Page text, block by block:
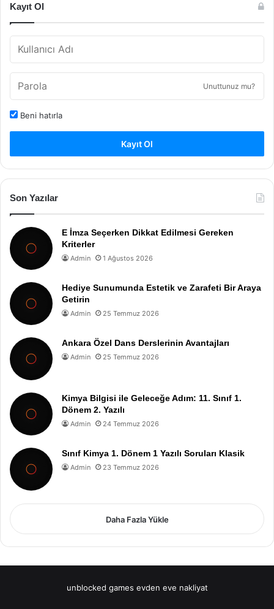
Kayıt Ol
Unuttunuz mu?
Beni hatırla
Kayıt Ol
Son Yazılar
E İmza Seçerken Dikkat Edilmesi Gereken
Kriterler
Admin 1 Ağustos 2026
Hediye Sunumunda Estetik ve Zarafeti Bir Araya
Getirin
Admin 25 Temmuz 2026
Ankara Özel Dans Derslerinin Avantajları
Admin 25 Temmuz 2026
Kimya Bilgisi ile Geleceğe Adım: 11. Sınıf 1.
Dönem 2. Yazılı
Admin 24 Temmuz 2026
Sınıf Kimya 1. Dönem 1 Yazılı Soruları Klasik
Admin 23 Temmuz 2026
Daha Fazla Yükle
unblocked games evden eve nakliyat